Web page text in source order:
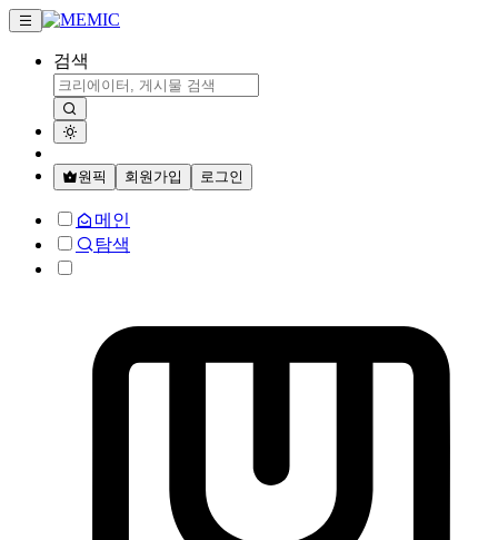
검색
원픽 회원가입 로그인
메인
탐색